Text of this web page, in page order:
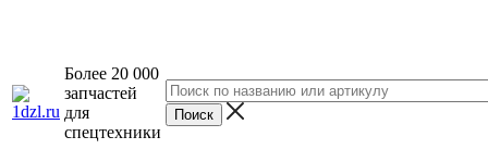
Более 20 000
запчастей
для
спецтехники